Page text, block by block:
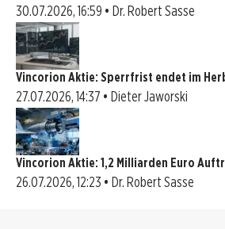
30.07.2026, 16:59 • Dr. Robert Sasse
Vincorion Aktie: Sperrfrist endet im
27.07.2026, 14:37 • Dieter Jaworski
Vincorion Aktie: 1,2 Milliarden Euro
26.07.2026, 12:23 • Dr. Robert Sasse